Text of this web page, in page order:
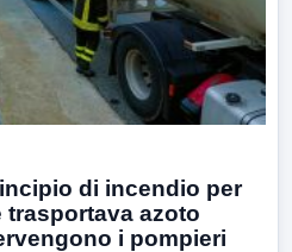
di incendio per
trasportava azoto
i pompieri